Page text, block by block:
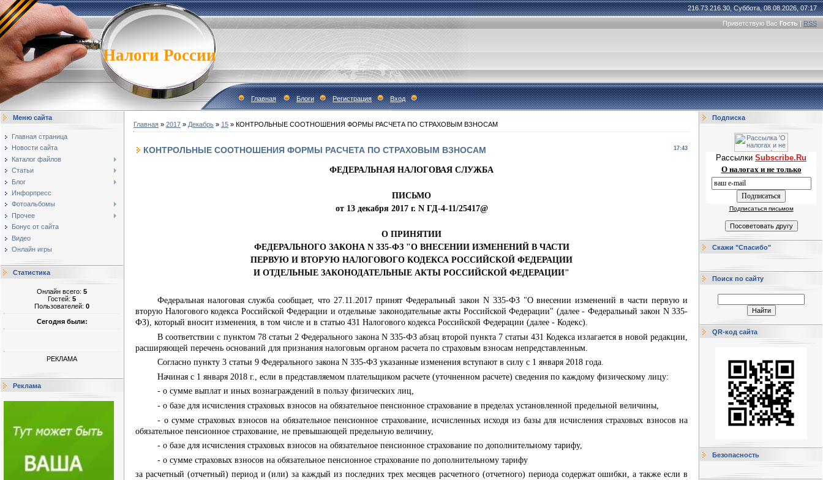
Налоги России
216.73.216.30, Суббота, 08.08.2026, 07:17
Приветствую Вас Гость | RSS
Главная Блоги Регистрация Вход
Меню сайта
Главная страница
Новости сайта
Каталог файлов
Статьи
Блог
Инфорпресс
Фотоальбомы
Прочее
Бонус от сайта
Видео
Онлайн игры
Статистика
Онлайн всего: 5
Гостей: 5
Пользователей: 0
Сегодня были:
РЕКЛАМА
Реклама
Главная » 2017 » Декабрь » 15 » КОНТРОЛЬНЫЕ СООТНОШЕНИЯ ФОРМЫ РАСЧЕТА ПО СТРАХОВЫМ ВЗНОСАМ
17:43
КОНТРОЛЬНЫЕ СООТНОШЕНИЯ ФОРМЫ РАСЧЕТА ПО СТРАХОВЫМ ВЗНОСАМ
ФЕДЕРАЛЬНАЯ НАЛОГОВАЯ СЛУЖБА
ПИСЬМО
от 13 декабря 2017 г. N ГД-4-11/25417@
О ПРИНЯТИИ
ФЕДЕРАЛЬНОГО ЗАКОНА N 335-ФЗ "О ВНЕСЕНИИ ИЗМЕНЕНИЙ В ЧАСТИ
ПЕРВУЮ И ВТОРУЮ НАЛОГОВОГО КОДЕКСА РОССИЙСКОЙ ФЕДЕРАЦИИ
И ОТДЕЛЬНЫЕ ЗАКОНОДАТЕЛЬНЫЕ АКТЫ РОССИЙСКОЙ ФЕДЕРАЦИИ"
Федеральная налоговая служба сообщает, что 27.11.2017 принят Федеральный закон N 335-ФЗ "О внесении изменений в части первую и
вторую Налогового кодекса Российской Федерации и отдельные законодательные акты Российской Федерации" (далее - Федеральный закон N 335-
ФЗ), который вносит изменения, в том числе и в статью 431 Налогового кодекса Российской Федерации (далее - Кодекс).
В соответствии с пунктом 78 статьи 2 Федерального закона N 335-ФЗ абзац второй пункта 7 статьи 431 Кодекса излагается в новой редакции,
расширяющей перечень оснований для признания налоговым органом расчета по страховым взносам непредставленным.
Согласнопункту 3 статьи 9 Федерального закона N 335-ФЗ указанные изменения вступают в силу с 1 января 2018 года.
Начиная с 1 января 2018 г., если в представляемом плательщиком расчете (уточненном расчете) сведения по каждому физическому лицу:
- о сумме выплат и иных вознаграждений в пользу физических лиц,
- о базе для исчисления страховых взносов на обязательное пенсионное страхование в пределах установленной предельной величины,
- о сумме страховых взносов на обязательное пенсионное страхование, исчисленных исходя из базы для исчисления страховых взносов на
обязательное пенсионное страхование, не превышающей предельную величину,
- о базе для исчисления страховых взносов на обязательное пенсионное страхование по дополнительному тарифу,
- о сумме страховых взносов на обязательное пенсионное страхование по дополнительному тарифу
за расчетный (отчетный) период и (или) за каждый из последних трех месяцев расчетного (отчетного) периода содержат ошибки, а также если в
Подписка
Рассылки Subscribe.Ru
О налогах и не только
Подписаться письмом
Скажи "Спасибо"
Поиск по сайту
QR-код сайта
Безопасность